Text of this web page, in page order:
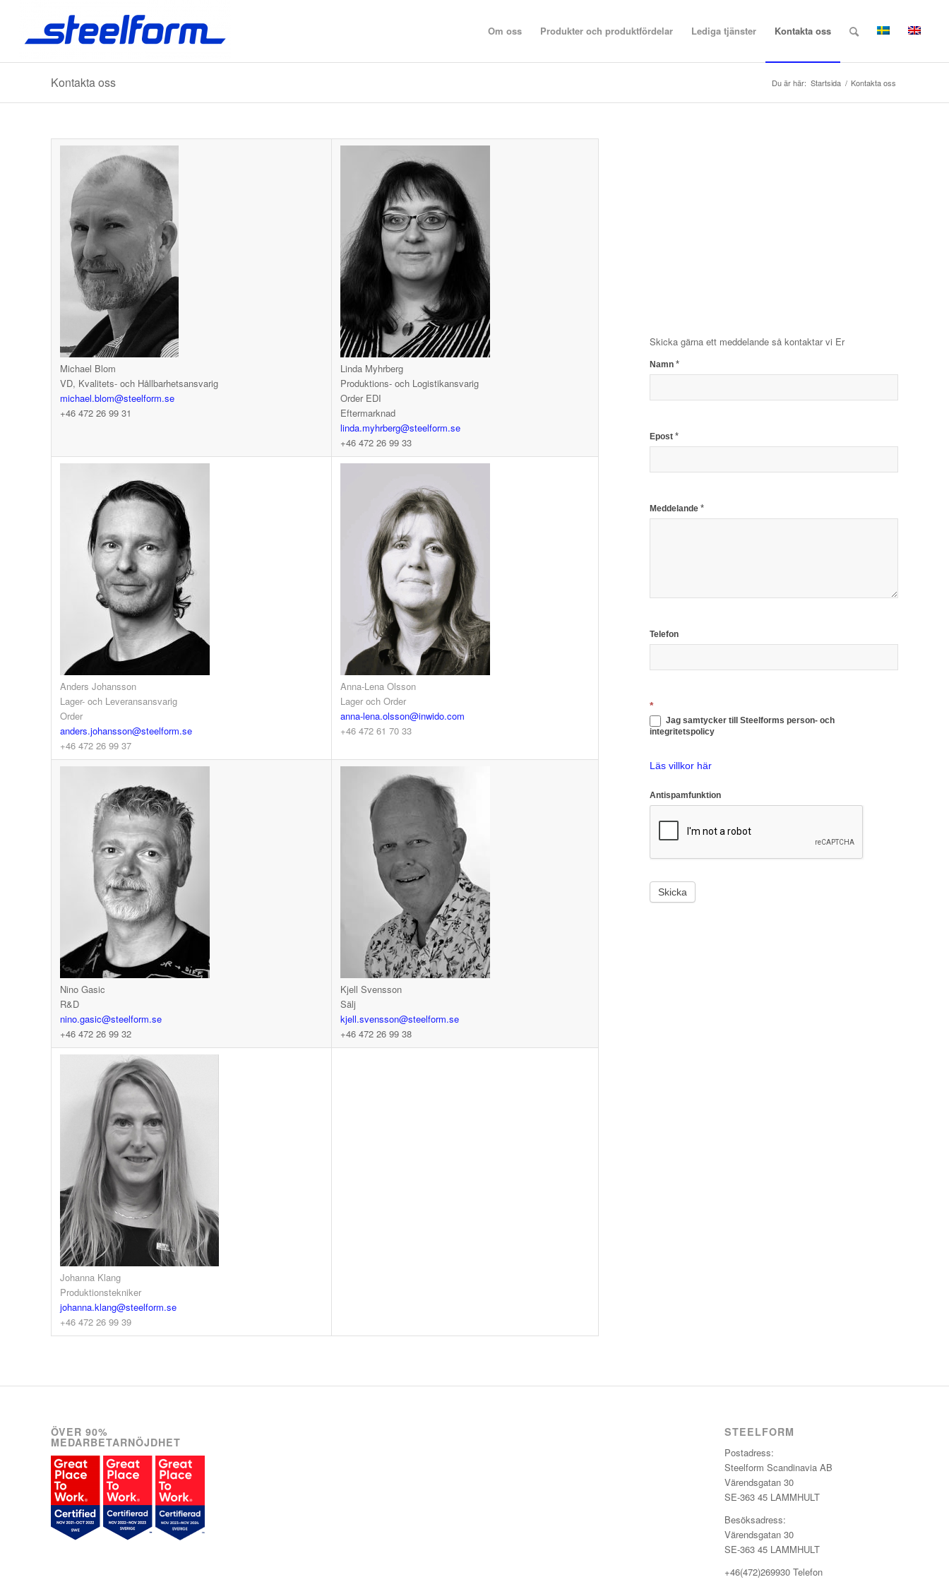
Om oss Produkter och produktfördelar Lediga tjänster Kontakta oss
Kontakta oss Du är här: Startsida / Kontakta oss
Michael Blom
VD, Kvalitets- och Hållbarhetsansvarig
michael.blom@steelform.se
+46 472 26 99 31
Linda Myhrberg
Produktions- och Logistikansvarig
Order EDI
Eftermarknad
linda.myhrberg@steelform.se
+46 472 26 99 33
Anders Johansson
Lager- och Leveransansvarig
Order
anders.johansson@steelform.se
+46 472 26 99 37
Anna-Lena Olsson
Lager och Order
anna-lena.olsson@inwido.com
+46 472 61 70 33
Nino Gasic
R&D
nino.gasic@steelform.se
+46 472 26 99 32
Kjell Svensson
Sälj
kjell.svensson@steelform.se
+46 472 26 99 38
Johanna Klang
Produktionstekniker
johanna.klang@steelform.se
+46 472 26 99 39
Skicka gärna ett meddelande så kontaktar vi Er
Namn *
Epost *
Meddelande *
Telefon
*
Jag samtycker till Steelforms person- och
integritetspolicy
Läs villkor här
Antispamfunktion
ÖVER 90%
MEDARBETARNÖJDHET
STEELFORM
Postadress:
Steelform Scandinavia AB
Värendsgatan 30
SE-363 45 LAMMHULT
Besöksadress:
Värendsgatan 30
SE-363 45 LAMMHULT
+46(472)269930 Telefon